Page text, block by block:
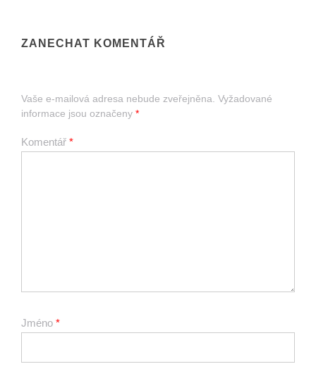
ZANECHAT KOMENTÁŘ
Vaše e-mailová adresa nebude zveřejněna. Vyžadované
informace jsou označeny *
Komentář *
Jméno *